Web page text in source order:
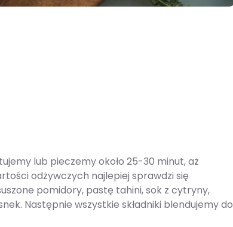
lub pieczemy około 25-30 minut, aż
odżywczych najlepiej sprawdzi się
pomidory, pastę tahini, sok z cytryny,
Następnie wszystkie składniki blendujemy do